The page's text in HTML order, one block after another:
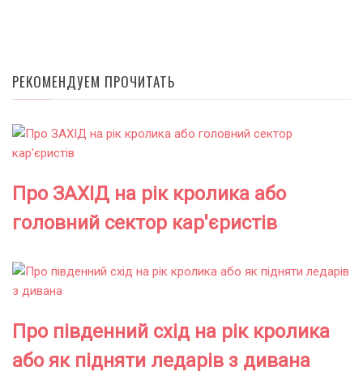
РЕКОМЕНДУЕМ ПРОЧИТАТЬ
Про ЗАХІД на рік кролика або
головний сектор кар'єристів
Про південний схід на рік кролика
або як підняти ледарів з дивана